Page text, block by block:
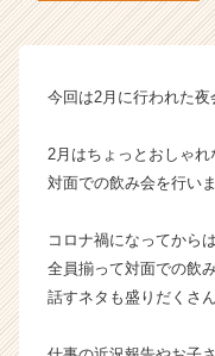
ト
く
就
サ
イ
ト
今回は2月に行われた夜
2月はちょっとおしゃ
対面での飲み会を行いま
コロナ禍になってからは
全員揃って対面での飲
話すネタも盛りだくさ